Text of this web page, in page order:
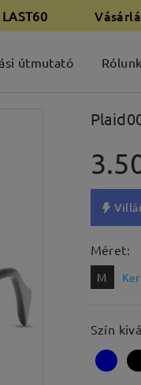
LAST60
útmutató Rólunk
Méret:
M
Szín